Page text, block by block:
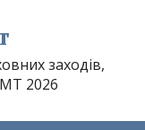
заходів,
2026